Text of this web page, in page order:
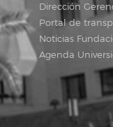
Dirección
Portal de
Noticias
Agenda